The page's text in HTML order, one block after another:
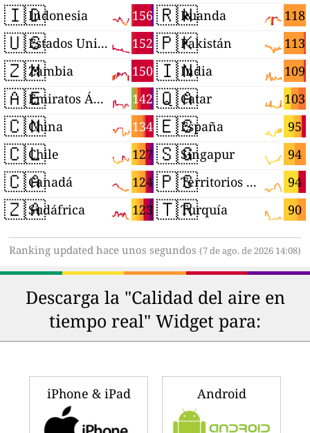
🇮🇩 156
Indonesia
🇺🇸 152
Estados Unidos
🇿🇲 150
Zambia
🇦🇪 142
Emiratos Árabes Unidos
🇨🇳 134
China
🇨🇱 127
Chile
🇨🇦 124
Canadá
🇿🇦 123
Sudáfrica
🇷🇼 118
Ruanda
🇵🇰 113
Pakistán
🇮🇳 109
India
🇶🇦 103
Catar
🇪🇸 95
España
🇸🇬 94
Singapur
🇵🇸 94
Territorios Palestinos
🇹🇷 90
Turquía
Ranking updated hace unos segundos (7 de ago. de 2026 14:08)
Descarga la "Calidad del aire en
tiempo real" Widget para:
iPhone & iPad Android